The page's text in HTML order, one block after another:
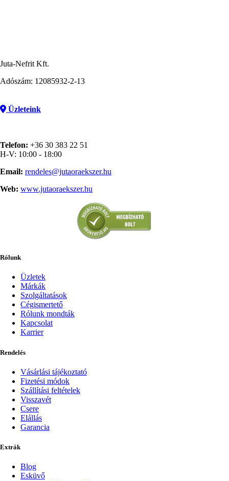
Juta-Nefrit Kft.
Adószám: 12085932-2-13
Üzleteink
Telefon: +36 30 383 22 51
H-V: 10:00 - 18:00
Email: rendeles@jutaoraekszer.hu
Web: www.jutaoraekszer.hu
Rólunk
Üzletek
Márkák
Szolgáltatások
Cégismertető
Rólunk mondták
Kapcsolat
Karrier
Rendelés
Vásárlási tájékoztató
Fizetési módok
Szállítási feltételek
Visszavét
Csere
Elállás
Garancia
Extrák
Blog
Esküvő